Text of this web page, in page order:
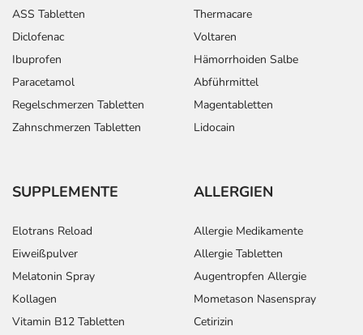
ASS Tabletten
Diclofenac
Ibuprofen
Paracetamol
Regelschmerzen Tabletten
Zahnschmerzen Tabletten
Thermacare
Voltaren
Hämorrhoiden Salbe
Abführmittel
Magentabletten
Lidocain
SUPPLEMENTE
Elotrans Reload
Eiweißpulver
Melatonin Spray
Kollagen
Vitamin B12 Tabletten
ALLERGIEN
Allergie Medikamente
Allergie Tabletten
Augentropfen Allergie
Mometason Nasenspray
Cetirizin